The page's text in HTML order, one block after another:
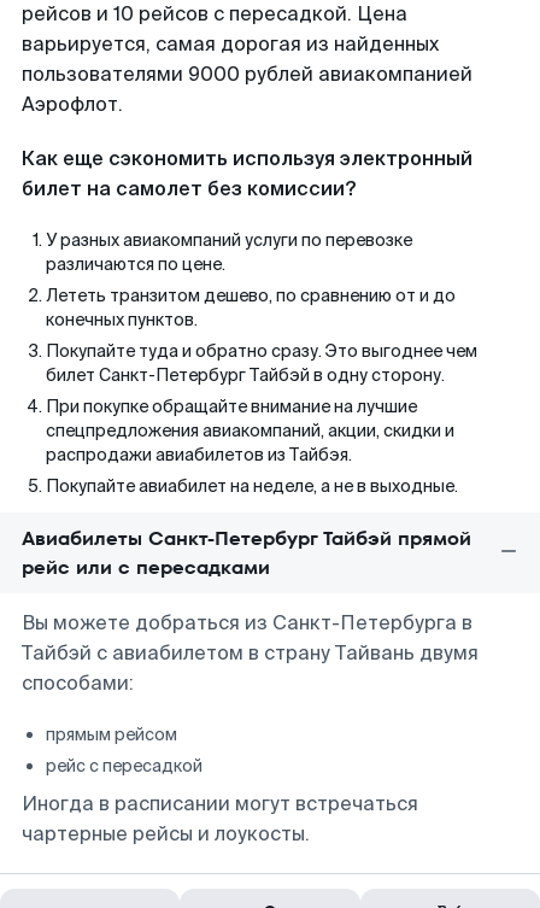
рейсов и 10 рейсов с пересадкой. Цена
варьируется, самая дорогая из найденных
пользователями 9000 рублей авиакомпанией
Аэрофлот.
Как еще сэкономить используя электронный
билет на самолет без комиссии?
У разных авиакомпаний услуги по перевозке
различаются по цене.
Лететь транзитом дешево, по сравнению от и до
конечных пунктов.
Покупайте туда и обратно сразу. Это выгоднее чем
билет Санкт-Петербург Тайбэй в одну сторону.
При покупке обращайте внимание на лучшие
спецпредложения авиакомпаний, акции, скидки и
распродажи авиабилетов из Тайбэя.
Покупайте авиабилет на неделе, а не в выходные.
Авиабилеты Санкт-Петербург Тайбэй прямой
рейс или с пересадками
Вы можете добраться из Санкт-Петербурга в
Тайбэй с авиабилетом в страну Тайвань двумя
способами:
прямым рейсом
рейс с пересадкой
Иногда в расписании могут встречаться
чартерные рейсы и лоукосты.